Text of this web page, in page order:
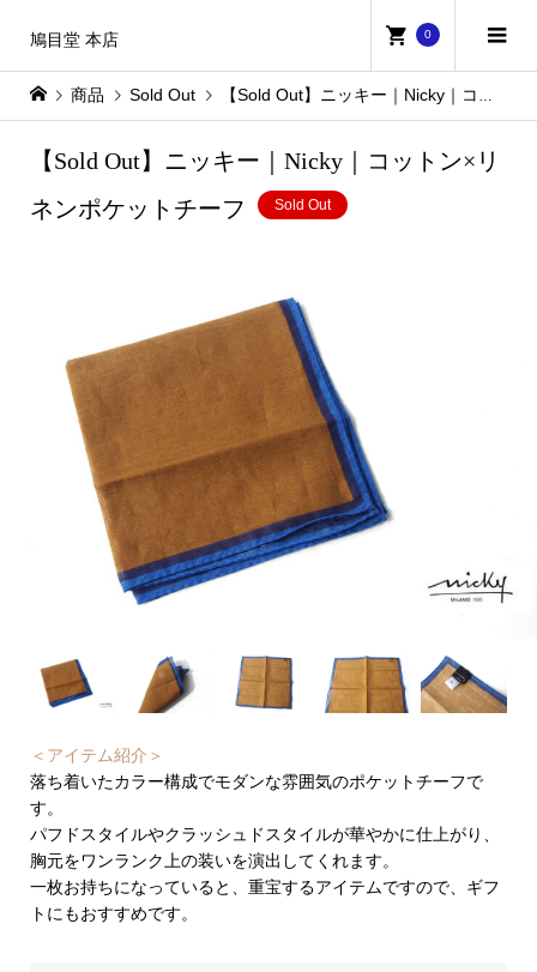
鳩目堂 本店 0
商品 Sold Out 【Sold Out】ニッキー｜Nicky｜コットン×リネンポケットチーフ
【Sold Out】ニッキー｜Nicky｜コットン×リ
ネンポケットチーフ
Sold Out
＜アイテム紹介＞
落ち着いたカラー構成でモダンな雰囲気のポケットチーフで
す。
パフドスタイルやクラッシュドスタイルが華やかに仕上がり、
胸元をワンランク上の装いを演出してくれます。
一枚お持ちになっていると、重宝するアイテムですので、ギフ
トにもおすすめです。